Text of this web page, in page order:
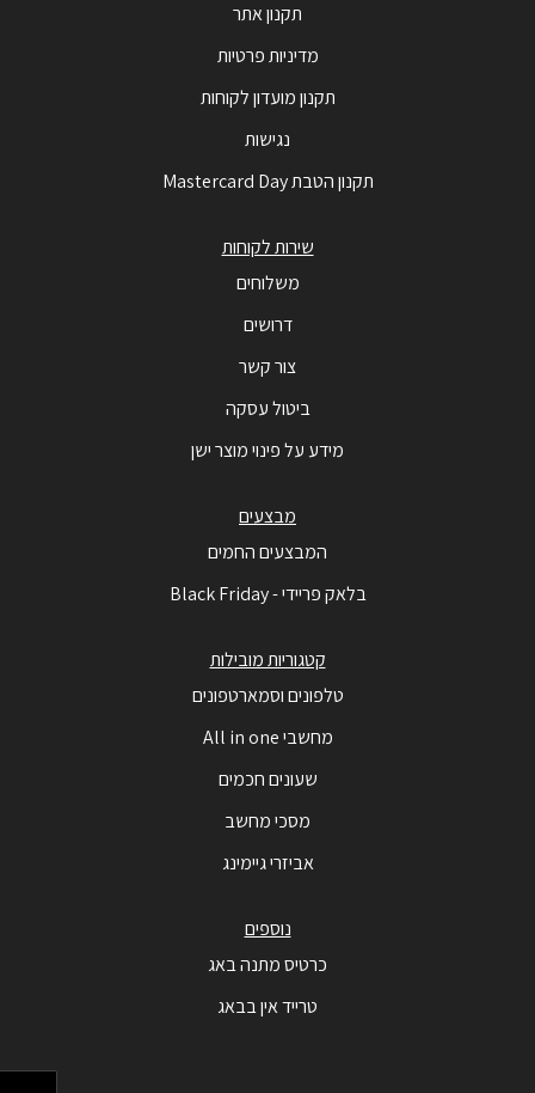
תקנון אתר
מדיניות פרטיות
תקנון מועדון לקוחות
נגישות
תקנון הטבת Mastercard Day
שירות לקוחות
משלוחים
דרושים
צור קשר
ביטול עסקה
מידע על פינוי מוצר ישן
מבצעים
המבצעים החמים
בלאק פריידי - Black Friday
קטגוריות מובילות
טלפונים וסמארטפונים
מחשבי All in one
שעונים חכמים
מסכי מחשב
אביזרי גיימינג
נוספים
כרטיס מתנה באג
טרייד אין בבאג